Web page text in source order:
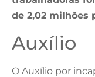
de 2,02 milhões
Auxílio
O Auxílio por